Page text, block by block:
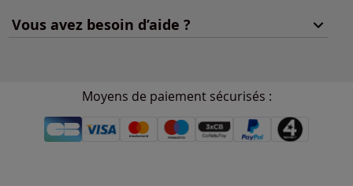
Vous avez besoin d’aide ?
Moyens de paiement sécurisés :